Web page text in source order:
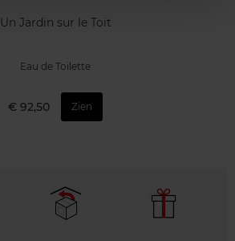
Un Jardin sur le Toit
Eau de Toilette
€ 92,50 Zien